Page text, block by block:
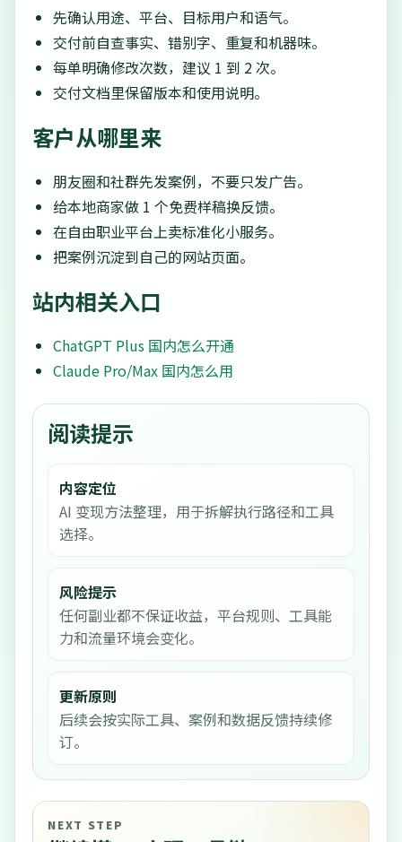
先确认用途、平台、目标用户和语气。
交付前自查事实、错别字、重复和机器味。
每单明确修改次数，建议 1 到 2 次。
交付文档里保留版本和使用说明。
客户从哪里来
朋友圈和社群先发案例，不要只发广告。
给本地商家做 1 个免费样稿换反馈。
在自由职业平台上卖标准化小服务。
把案例沉淀到自己的网站页面。
站内相关入口
ChatGPT Plus 国内怎么开通
Claude Pro/Max 国内怎么用
阅读提示
内容定位
AI 变现方法整理，用于拆解执行路径和工具
选择。
风险提示
任何副业都不保证收益，平台规则、工具能
力和流量环境会变化。
更新原则
后续会按实际工具、案例和数据反馈持续修
订。
NEXT STEP